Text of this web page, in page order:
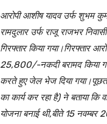
आरोपी आशीष यादव उर्फ शुभम
रामदुलार उर्फ राजू राजभर
गिरफ्तार किया गया।गिरफ्तार
25,800/-नकदी बरामद किया
करते हुए जेल भेज दिया
का कार्य कर रहा है) ने बताया
योजना बनाई थी,बीते 15